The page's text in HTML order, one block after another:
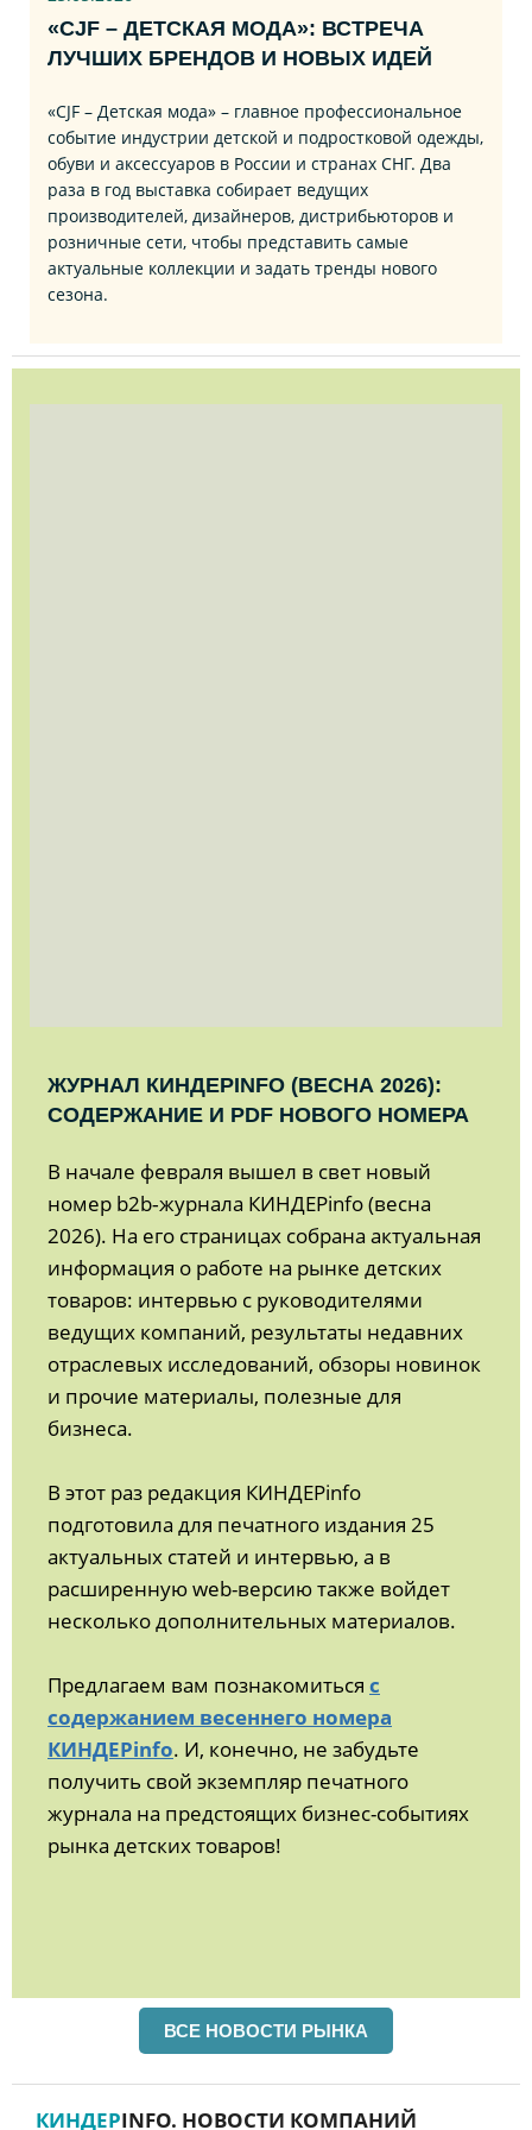
«CJF – ДЕТСКАЯ МОДА»: ВСТРЕЧА
ЛУЧШИХ БРЕНДОВ И НОВЫХ ИДЕЙ
«CJF – Детская мода» – главное профессиональное
событие индустрии детской и подростковой одежды,
обуви и аксессуаров в России и странах СНГ. Два
раза в год выставка собирает ведущих
производителей, дизайнеров, дистрибьюторов и
розничные сети, чтобы представить самые
актуальные коллекции и задать тренды нового
сезона.
ЖУРНАЛ КИНДЕРINFO (ВЕСНА 2026):
СОДЕРЖАНИЕ И PDF НОВОГО НОМЕРА
В начале февраля вышел в свет новый
номер b2b‑журнала КИНДЕРinfo (весна
2026). На его страницах собрана актуальная
информация о работе на рынке детских
товаров: интервью с руководителями
ведущих компаний, результаты недавних
отраслевых исследований, обзоры новинок
и прочие материалы, полезные для
бизнеса.
В этот раз редакция КИНДЕРinfo
подготовила для печатного издания 25
актуальных статей и интервью, а в
расширенную web-версию также войдет
несколько дополнительных материалов.
Предлагаем вам познакомиться с
содержанием весеннего номера
КИНДЕРinfo. И, конечно, не забудьте
получить свой экземпляр печатного
журнала на предстоящих бизнес-событиях
рынка детских товаров!
ВСЕ НОВОСТИ РЫНКА
КИНДЕРINFO. НОВОСТИ КОМПАНИЙ